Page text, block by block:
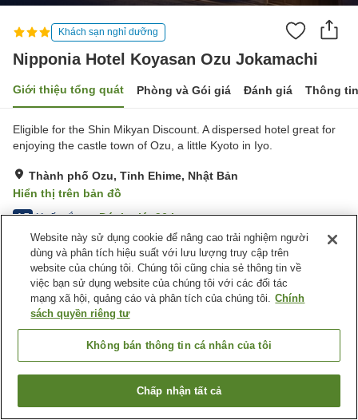
Khách sạn nghỉ dưỡng
Nipponia Hotel Koyasan Ozu Jokamachi
Giới thiệu tổng quát Phòng và Gói giá Đánh giá Thông
Eligible for the Shin Mikyan Discount. A dispersed hotel great for
enjoying the castle town of Ozu, a little Kyoto in Iyo.
Thành phố Ozu, Tỉnh Ehime, Nhật Bản
Hiển thị trên bản đồ
4.7 Xuất sắc Đánh giá:96lượt
Tiện nghi chỗ nghỉ
Bãi đỗ xe
Nhà hàng
Yêu Cầu Bữa Ăn Riêng
(Dành Cho Người Dị Ứng)
Trang chủ Nhật Bản Tỉnh Ehime
Thành phố Ozu
Nipponia Hotel Koyasan Ozu Jokamachi
Tìm phòng trống
Website này sử dụng cookie để nâng cao trải nghiệm người
dùng và phân tích hiệu suất với lưu lượng truy cập trên
website của chúng tôi. Chúng tôi cũng chia sẻ thông tin về
việc bạn sử dụng website của chúng tôi với các đối tác
mạng xã hội, quảng cáo và phân tích của chúng tôi. Chính
sách quyền riêng tư
Không bán thông tin cá nhân của tôi
Chấp nhận tất cả